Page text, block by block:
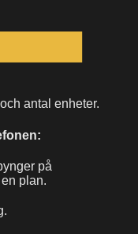
antal enheter.
på
plan.